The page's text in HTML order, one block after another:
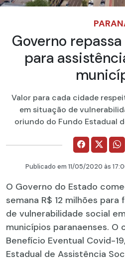
​Governo repassa
para
Valor para cada cidade
em situação de
oriundo do Fundo Estadual
Publicado em 11/05/2020 às
O Governo do Estado
semana R$ 12 milhões
de vulnerabilidade social
municípios paranaenses. O
Benefício Eventual Covid-
Estadual de Assistência